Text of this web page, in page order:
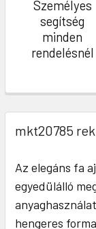
Személyes
segítség
minden
rendelésnél
mkt20785
Az elegáns fa
egyedülálló
hengeres